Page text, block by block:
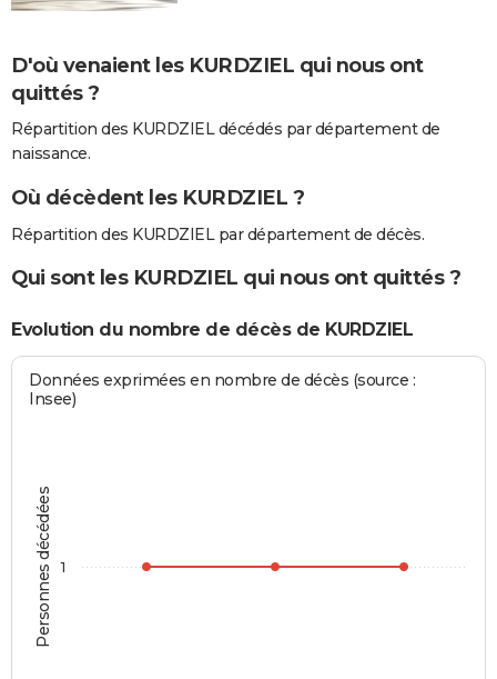
S'inscrire
Se connecter
Lycées
Collèges
Primaires
Universités
Entreprises
Service militaire
Avis de recherche
AVIS DE DÉCÈS
FORUM
Bricolage
Lifestyle
Culture
Sport
Auto
Television
Voyage
Cinema
D'où venaient les KURDZIEL qui nous ont
quittés ?
Répartition des KURDZIEL décédés par département de
naissance.
Où décèdent les KURDZIEL ?
Répartition des KURDZIEL par département de décès.
Qui sont les KURDZIEL qui nous ont quittés ?
Evolution du nombre de décès de KURDZIEL
Personnes décédées
Données exprimées en nombre de décès (source :
Insee)
1